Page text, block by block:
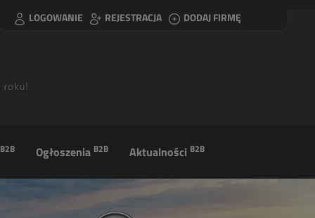
LOGOWANIE REJESTRACJA DODAJ FIRMĘ
B2B Ogłoszenia B2B Aktualności B2B